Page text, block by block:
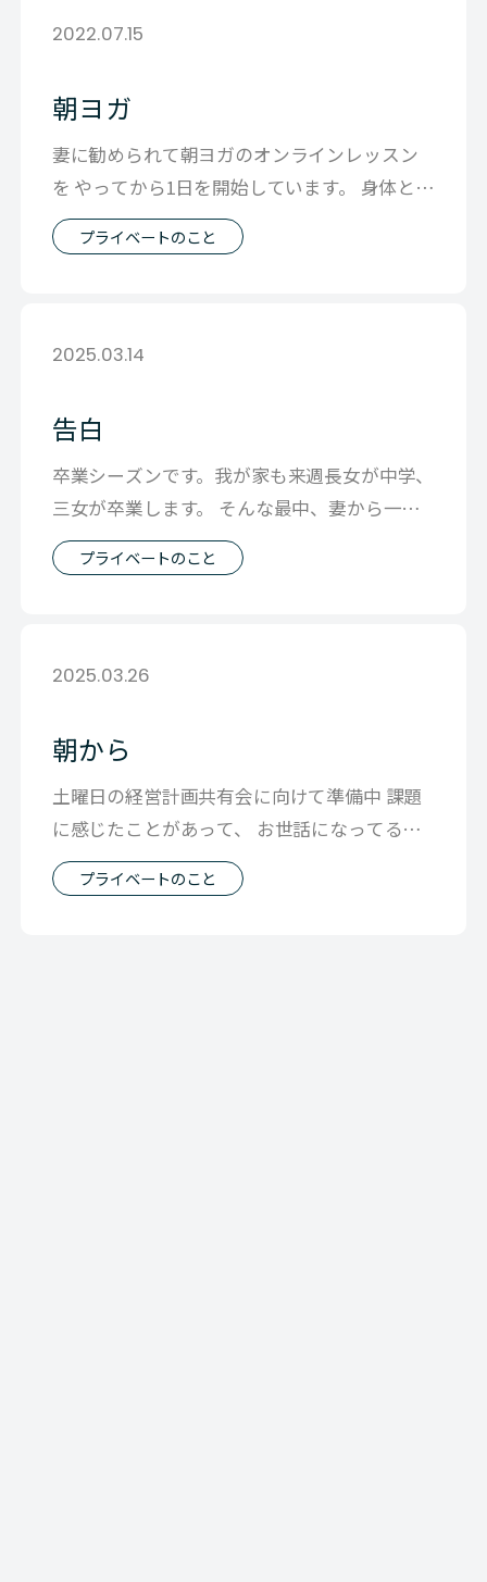
2022.07.15
朝ヨガ
妻に勧められて朝ヨガのオンラインレッスン
を やってから1日を開始しています。 身体と呼
吸と心とが一体になっていく そんな
プライベートのこと
2025.03.14
告白
卒業シーズンです。我が家も来週長女が中学、
三女が卒業します。 そんな最中、妻から一通
のラインが 「三女がどうも男子に付き
プライベートのこと
2025.03.26
朝から
土曜日の経営計画共有会に向けて準備中 課題
に感じたことがあって、 お世話になってる方
へ相談のメッセを送ったら 早朝にもか
プライベートのこと